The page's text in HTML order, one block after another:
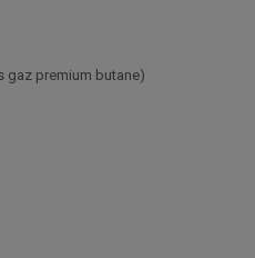
gaz premium butane)